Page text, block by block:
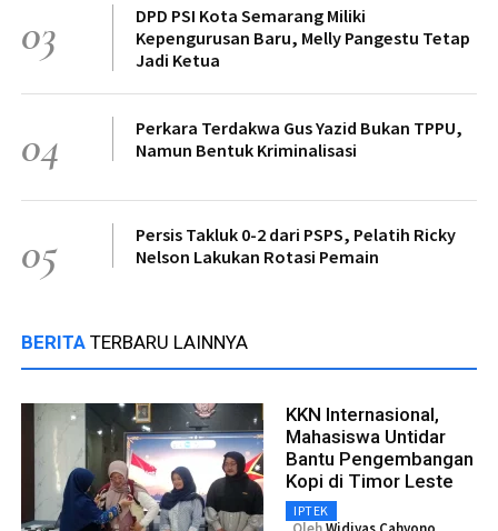
03
DPD PSI Kota Semarang Miliki
Kepengurusan Baru, Melly Pangestu Tetap
Jadi Ketua
04
Perkara Terdakwa Gus Yazid Bukan TPPU,
Namun Bentuk Kriminalisasi
05
Persis Takluk 0-2 dari PSPS, Pelatih Ricky
Nelson Lakukan Rotasi Pemain
BERITA TERBARU LAINNYA
KKN Internasional,
Mahasiswa Untidar
Bantu Pengembangan
Kopi di Timor Leste
IPTEK